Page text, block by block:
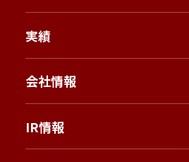
実績
会社情報
IR情報